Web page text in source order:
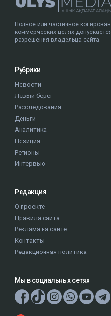
Полное или частичное
коммерческих целях
разрешения владельца сайта.
Рубрики
Новости
Левый берег
Расследования
Деньги
Аналитика
Позиция
Регионы
Интервью
Редакция
О проекте
Правила сайта
Реклама на сайте
Контакты
Редакционная политика
Мы в социальных сетях